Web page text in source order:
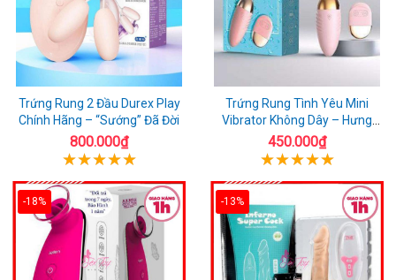
Trứng Rung 2 Đầu Durex Play
Chính Hãng – “Sướng” Đã Đời
800.000₫
Trứng Rung Tình Yêu Mini
Vibrator Không Dây – Hưng
Phấn Mọi Nơi
450.000₫
-18% -13%